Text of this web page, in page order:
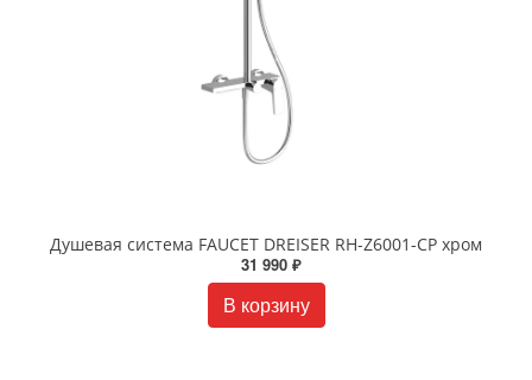
Душевая система FAUCET DREISER RH-Z6001-CP хром
31 990 ₽
В корзину